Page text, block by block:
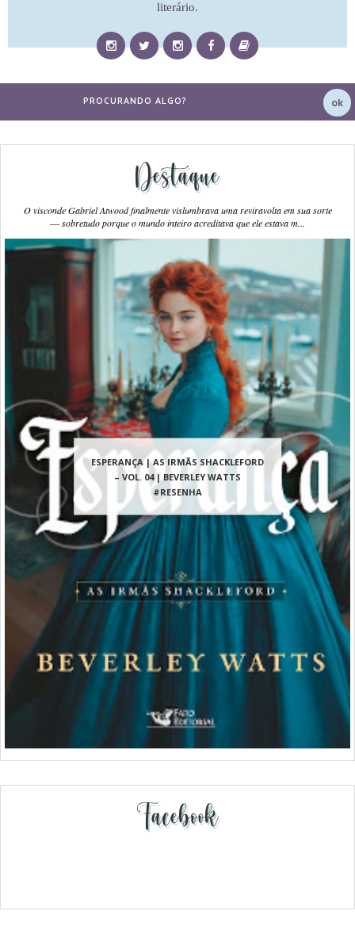
literário.
Destaque
ESPERANÇA | AS IRMÃS SHACKLEFORD
– VOL. 04 | BEVERLEY WATTS
#RESENHA
O visconde Gabriel Atwood finalmente vislumbrava uma reviravolta em sua sorte
― sobretudo porque o mundo inteiro acreditava que ele estava m...
Facebook